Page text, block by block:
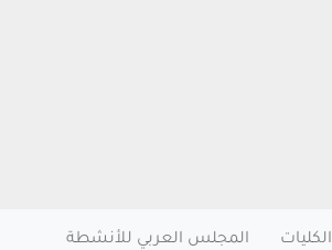
الكليات
المجلس العربي للأنشطة